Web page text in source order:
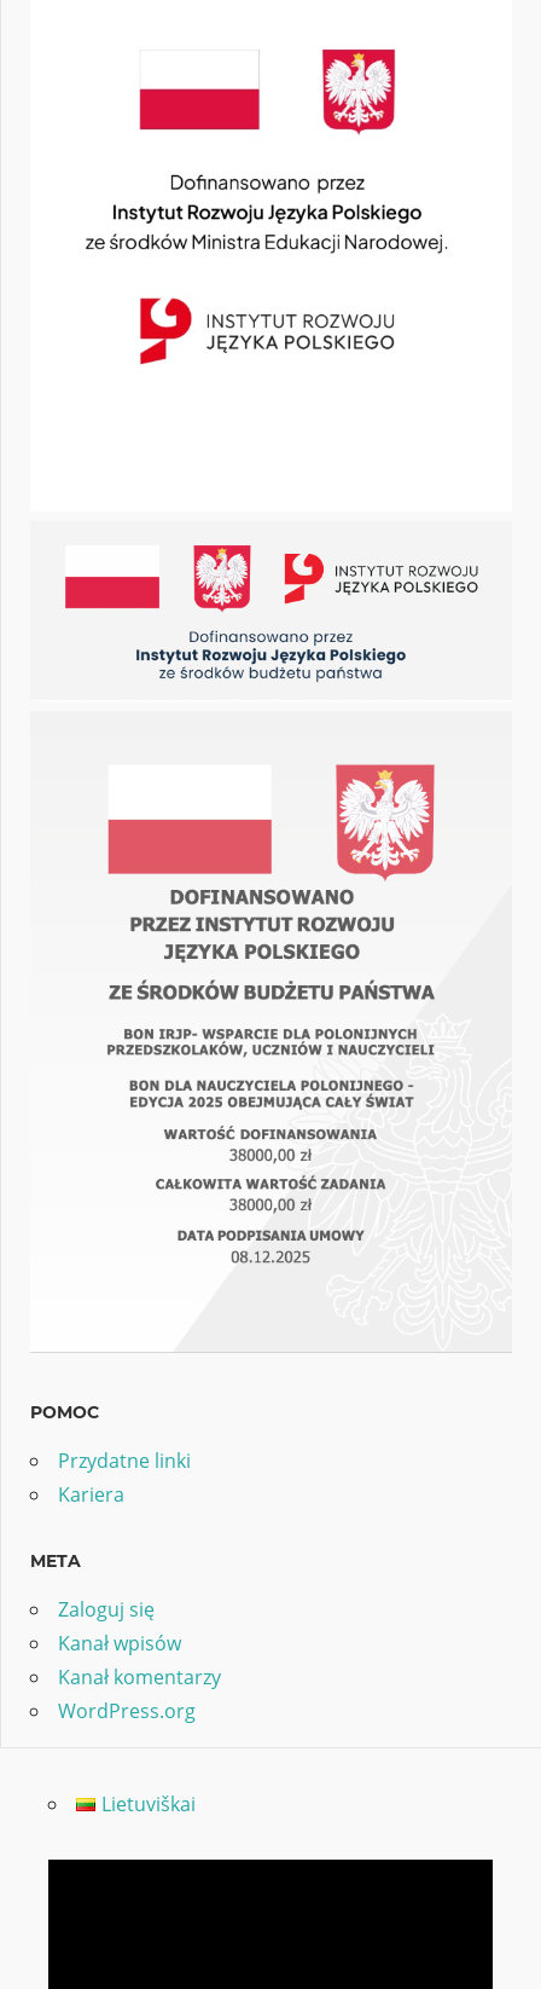
POMOC
Przydatne linki
Kariera
META
Zaloguj się
Kanał wpisów
Kanał komentarzy
WordPress.org
Lietuviškai